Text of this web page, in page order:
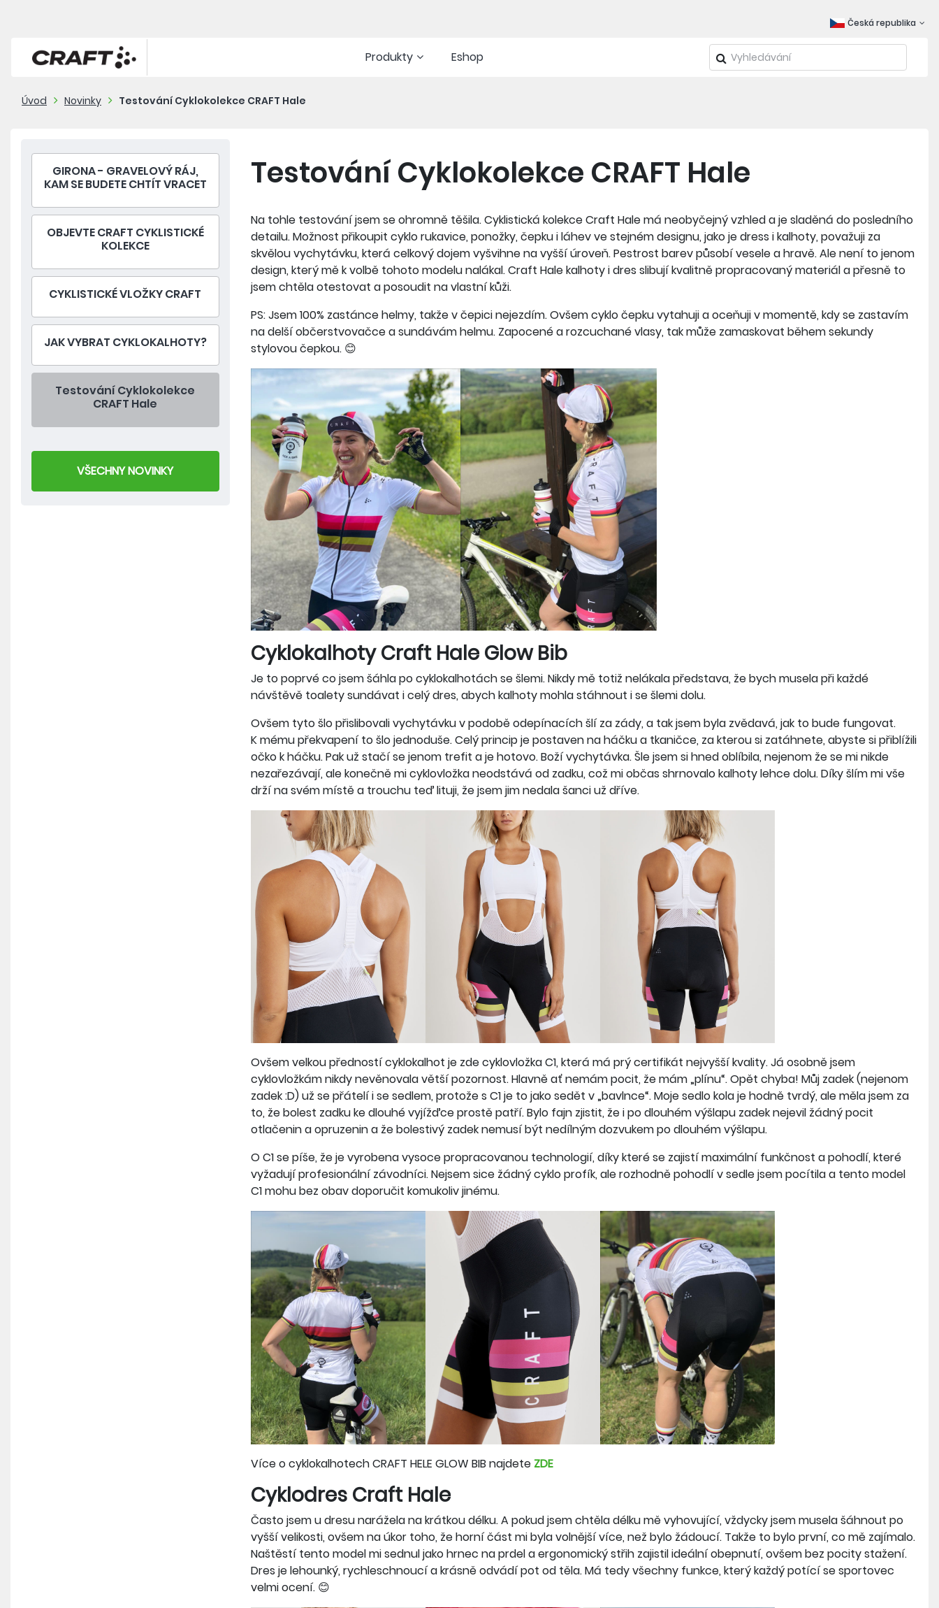
Česká republika
Produkty Eshop
Úvod Novinky Testování Cyklokolekce CRAFT Hale
GIRONA - GRAVELOVÝ RÁJ,
KAM SE BUDETE CHTÍT VRACET
OBJEVTE CRAFT CYKLISTICKÉ
KOLEKCE
CYKLISTICKÉ VLOŽKY CRAFT
JAK VYBRAT CYKLOKALHOTY?
Testování Cyklokolekce
CRAFT Hale
VŠECHNY NOVINKY
Testování Cyklokolekce CRAFT Hale
Na tohle testování jsem se ohromně těšila. Cyklistická kolekce Craft Hale má neobyčejný vzhled a je sladěná do posledního
detailu. Možnost přikoupit cyklo rukavice, ponožky, čepku i láhev ve stejném designu, jako je dress i kalhoty, považuji za
skvělou vychytávku, která celkový dojem vyšvihne na vyšší úroveň. Pestrost barev působí vesele a hravě. Ale není to jenom
design, který mě k volbě tohoto modelu nalákal. Craft Hale kalhoty i dres slibují kvalitně propracovaný materiál a přesně to
jsem chtěla otestovat a posoudit na vlastní kůži.
PS: Jsem 100% zastánce helmy, takže v čepici nejezdím. Ovšem cyklo čepku vytahuji a oceňuji v momentě, kdy se zastavím
na delší občerstvovačce a sundávám helmu. Zapocené a rozcuchané vlasy, tak může zamaskovat během sekundy
stylovou čepkou. 😊
Cyklokalhoty Craft Hale Glow Bib
Je to poprvé co jsem šáhla po cyklokalhotách se šlemi. Nikdy mě totiž nelákala představa, že bych musela při každé
návštěvě toalety sundávat i celý dres, abych kalhoty mohla stáhnout i se šlemi dolu.
Ovšem tyto šlo přislibovali vychytávku v podobě odepínacích šlí za zády, a tak jsem byla zvědavá, jak to bude fungovat.
K mému překvapení to šlo jednoduše. Celý princip je postaven na háčku a tkaničce, za kterou si zatáhnete, abyste si přiblížili
očko k háčku. Pak už stačí se jenom trefit a je hotovo. Boží vychytávka. Šle jsem si hned oblíbila, nejenom že se mi nikde
nezařezávají, ale konečně mi cyklovložka neodstává od zadku, což mi občas shrnovalo kalhoty lehce dolu. Díky šlím mi vše
drží na svém místě a trouchu teď lituji, že jsem jim nedala šanci už dříve.
Ovšem velkou předností cyklokalhot je zde cyklovložka C1, která má prý certifikát nejvyšší kvality. Já osobně jsem
cyklovložkám nikdy nevěnovala větší pozornost. Hlavně ať nemám pocit, že mám „plínu“. Opět chyba! Můj zadek (nejenom
zadek :D) už se přátelí i se sedlem, protože s C1 je to jako sedět v „bavlnce“. Moje sedlo kola je hodně tvrdý, ale měla jsem za
to, že bolest zadku ke dlouhé vyjížďce prostě patří. Bylo fajn zjistit, že i po dlouhém výšlapu zadek nejevil žádný pocit
otlačenin a opruzenin a že bolestivý zadek nemusí být nedílným dozvukem po dlouhém výšlapu.
O C1 se píše, že je vyrobena vysoce propracovanou technologií, díky které se zajistí maximální funkčnost a pohodlí, které
vyžadují profesionální závodníci. Nejsem sice žádný cyklo profík, ale rozhodně pohodlí v sedle jsem pocítila a tento model
C1 mohu bez obav doporučit komukoliv jinému.
Více o cyklokalhotech CRAFT HELE GLOW BIB najdete ZDE
Cyklodres Craft Hale
Často jsem u dresu narážela na krátkou délku. A pokud jsem chtěla délku mě vyhovující, vždycky jsem musela šáhnout po
vyšší velikosti, ovšem na úkor toho, že horní část mi byla volnější více, než bylo žádoucí. Takže to bylo první, co mě zajímalo.
Naštěstí tento model mi sednul jako hrnec na prdel a ergonomický střih zajistil ideální obepnutí, ovšem bez pocity stažení.
Dres je lehounký, rychleschnoucí a krásně odvádí pot od těla. Má tedy všechny funkce, který každý potící se sportovec
velmi ocení. 😊